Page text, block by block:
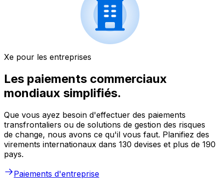
Xe pour les entreprises
Les paiements commerciaux
mondiaux simplifiés.
Que vous ayez besoin d'effectuer des paiements
transfrontaliers ou de solutions de gestion des risques
de change, nous avons ce qu'il vous faut. Planifiez des
virements internationaux dans 130 devises et plus de 190
pays.
Paiements d'entreprise